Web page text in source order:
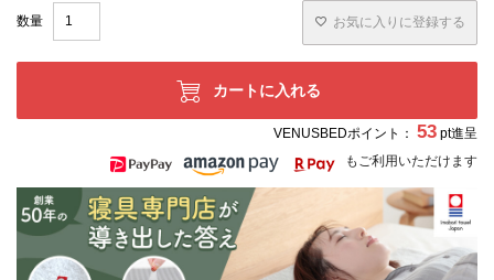
お気に入りに登録する
カートに入れる
VENUSBEDポイント： 53 pt進呈
もご利用いただけます